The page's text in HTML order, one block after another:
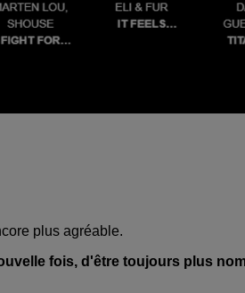
plus agréable.
fois, d'être toujours plus